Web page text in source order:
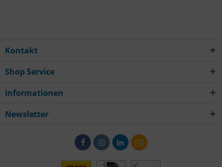
Kontakt
Shop Service
Informationen
Newsletter